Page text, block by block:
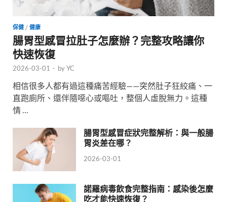
保健 / 健康
腸胃型感冒拉肚子怎麼辦？完整攻略讓你
快速恢復
2026-03-01 - byYC
相信很多人都有過這種痛苦經驗——突然肚子狂絞痛、一
直跑廁所、還伴隨噁心或嘔吐，整個人虛脫無力。這種
情 …
腸胃型感冒症狀完整解析：與一般腸
胃炎差在哪？
2026-03-01
諾羅病毒飲食完整指南：感染後怎麼
吃才能快速恢復？